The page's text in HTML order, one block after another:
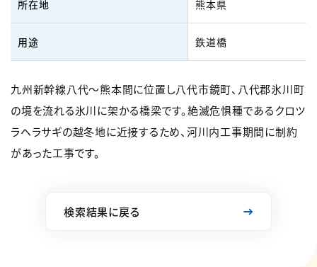
所在地 熊本県
用途 鉄道橋
九州新幹線八代～熊本間に位置し八代市鏡町、八代郡氷川町
の境を流れる氷川に架かる橋梁です。絶滅危惧種であるクロツ
ラヘラサギの越冬地に近接するため、河川内工事期間に制約
があった工事です。
検索結果に戻る